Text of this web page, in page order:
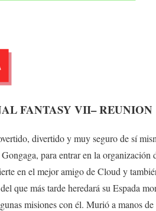
FANTASY VII– REUNION
divertido y muy seguro de sí
para entrar en la
en el mejor amigo de Cloud y
que más tarde heredará su Espada
misiones con él. Murió a manos